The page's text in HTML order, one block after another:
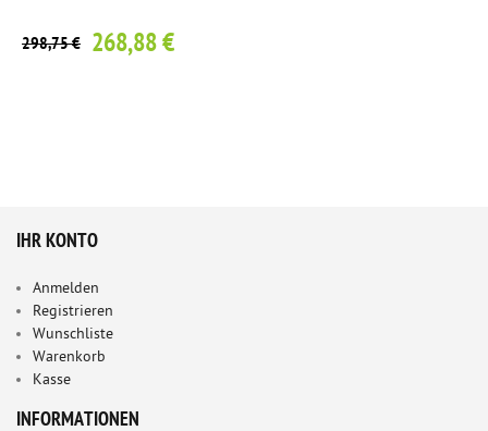
298,75 € 268,88 €
IHR KONTO
Anmelden
Registrieren
Wunschliste
Warenkorb
Kasse
INFORMATIONEN